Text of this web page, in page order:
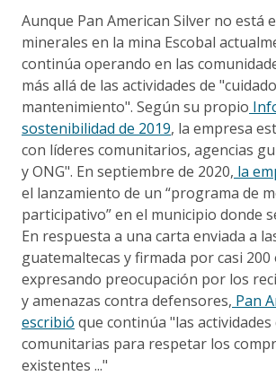
Aunque Pan American Silver no está
minerales en la mina Escobal
continúa operando en las
más allá de las actividades de
mantenimiento". Según su propio
sostenibilidad de 2019, la empresa
con líderes comunitarios, agencias
y ONG". En septiembre de 2020, la
el lanzamiento de un “programa de
participativo” en el municipio donde
En respuesta a una carta enviada a
guatemaltecas y firmada por casi
expresando preocupación por los
y amenazas contra defensores, Pan
escribió que continúa "las actividades
comunitarias para respetar los
existentes ..."